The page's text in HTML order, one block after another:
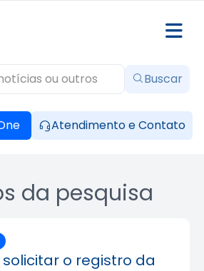
Atendimento e Contato
Buscar
da pesquisa
o registro da